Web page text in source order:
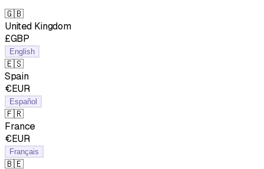
🇬🇧
United Kingdom
£GBP
English
🇪🇸
Spain
€EUR
Español
🇫🇷
France
€EUR
Français
🇧🇪